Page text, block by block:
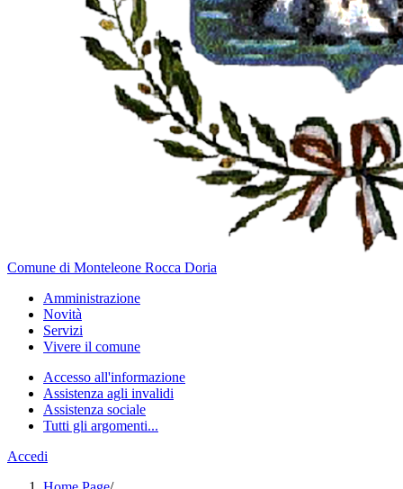
Comune di Monteleone Rocca Doria
Amministrazione
Novità
Servizi
Vivere il comune
Accesso all'informazione
Assistenza agli invalidi
Assistenza sociale
Tutti gli argomenti...
Accedi